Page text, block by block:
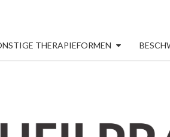
THERAPIEFORMEN